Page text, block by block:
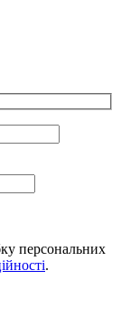
персональних
.